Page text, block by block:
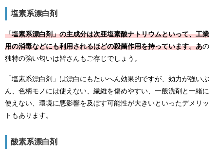
塩素系漂白剤
「塩素系漂白剤」の主成分は次亜塩素酸ナトリウムといって、工業
用の消毒などにも利用されるほどの殺菌作用を持っています。あの
独特の強い匂いは皆さんもご存じでしょう。
「塩素系漂白剤」は漂白にもたいへん効果的ですが、効力が強いぶ
ん、色柄モノには使えない、繊維を傷めやすい、一般洗剤と一緒に
使えない、環境に悪影響を及ぼす可能性が大きいといったデメリッ
トもあります。
酸素系漂白剤